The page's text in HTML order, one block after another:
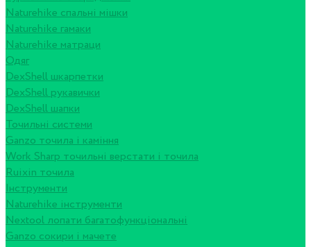
Naturehike спальні мішки
Naturehike гамаки
Naturehike матраци
Одяг
DexShell шкарпетки
DexShell рукавички
DexShell шапки
Точильні системи
Ganzo точила і каміння
Work Sharp точильні верстати і точила
Ruixin точила
Інструменти
Naturehike інструменти
Nextool лопати багатофункціональні
Ganzo сокири і мачете